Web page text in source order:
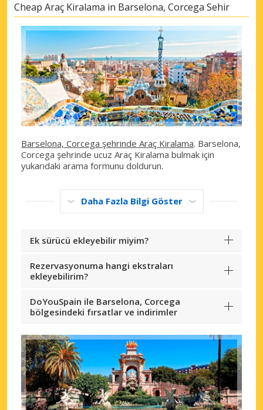
Cheap Araç Kiralama in Barselona, Corcega Sehir
Barselona, Corcega şehrinde Araç Kiralama. Barselona,
Corcega şehrinde ucuz Araç Kiralama bulmak için
yukarıdaki arama formunu doldurun.
Daha Fazla Bilgi Göster
Ek sürücü ekleyebilir miyim?
Rezervasyonuma hangi ekstraları
ekleyebilirim?
DoYouSpain ile Barselona, Corcega
bölgesindeki fırsatlar ve indirimler